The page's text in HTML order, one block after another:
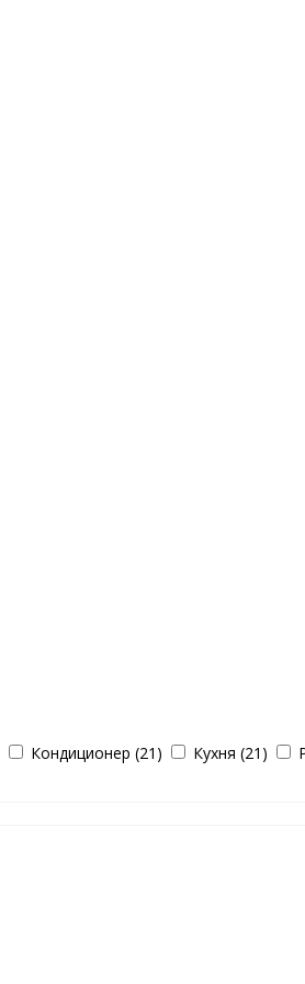
Кондиционер (21) Кухня (21)